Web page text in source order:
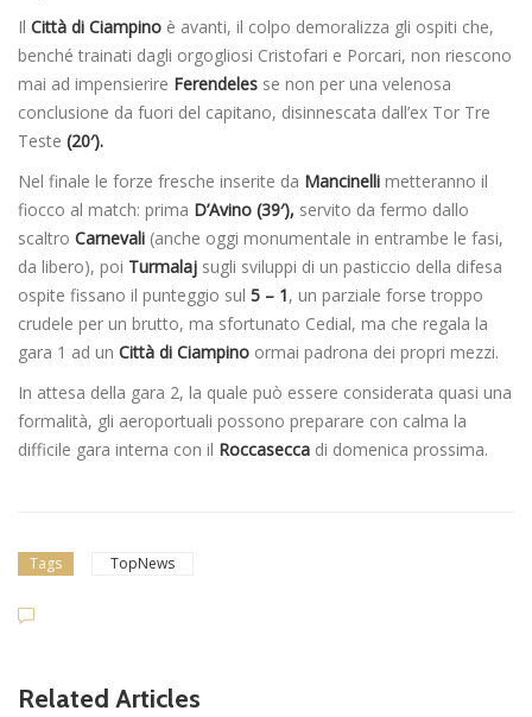
Il Città di Ciampino è avanti, il colpo demoralizza gli ospiti che,
benché trainati dagli orgogliosi Cristofari e Porcari, non riescono
mai ad impensierire Ferendeles se non per una velenosa
conclusione da fuori del capitano, disinnescata dall’ex Tor Tre
Teste (20′).
Nel finale le forze fresche inserite da Mancinelli metteranno il
fiocco al match: prima D’Avino (39′), servito da fermo dallo
scaltro Carnevali (anche oggi monumentale in entrambe le fasi,
da libero), poi Turmalaj sugli sviluppi di un pasticcio della difesa
ospite fissano il punteggio sul 5 – 1, un parziale forse troppo
crudele per un brutto, ma sfortunato Cedial, ma che regala la
gara 1 ad un Città di Ciampino ormai padrona dei propri mezzi.
In attesa della gara 2, la quale può essere considerata quasi una
formalità, gli aeroportuali possono preparare con calma la
difficile gara interna con il Roccasecca di domenica prossima.
Tags TopNews
Related Articles